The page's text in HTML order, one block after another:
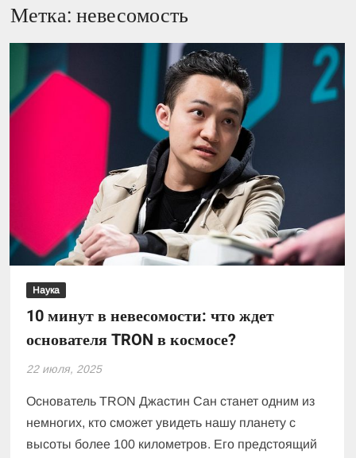
Метка:невесомость
Наука
10 минут в невесомости: что ждет
основателя TRON в космосе?
22 июля, 2025
Основатель TRON Джастин Сан станет одним из
немногих, кто сможет увидеть нашу планету с
высоты более 100 километров. Его предстоящий